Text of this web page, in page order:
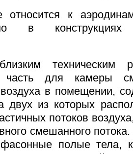
относится к
в конструкциях
техническим
часть для камеры
в помещении,
двух из которых
потоков
смешанного
полые тела,